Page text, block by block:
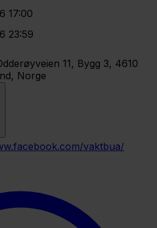
17:00
23:59
11, Bygg 3, 4610
Norge
vaktbua/